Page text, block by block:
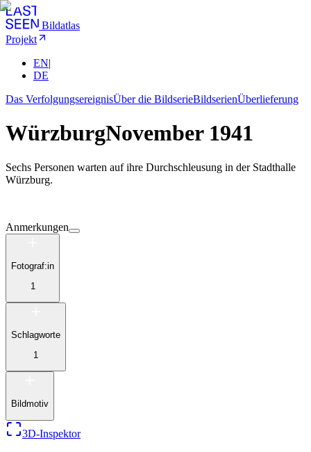
Bildatlas
Projekt
EN|
DE
Das VerfolgungsereignisÜber die BildserieBildserienÜberlieferung
WürzburgNovember 1941
Sechs Personen warten auf ihre Durchschleusung in der Stadthalle
Würzburg.
Anmerkungen
Fotograf:in
1
Schlagworte
1
Bildmotiv
3D-Inspektor